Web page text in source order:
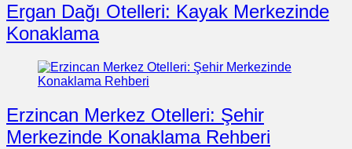
Ergan Dağı Otelleri: Kayak Merkezinde
Konaklama
Erzincan Merkez Otelleri: Şehir
Merkezinde Konaklama Rehberi